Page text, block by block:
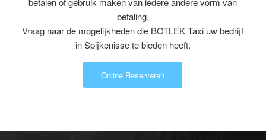
betaling.
Vraag naar de mogelijkheden die BOTLEK Taxi uw bedrijf
in Spijkenisse te bieden heeft.
Online Reserveren